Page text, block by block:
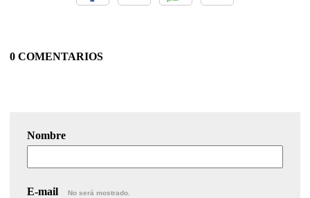
0 COMENTARIOS
Nombre
E-mail No será mostrado.